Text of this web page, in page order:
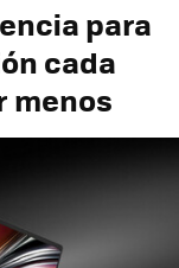
para
cada
menos